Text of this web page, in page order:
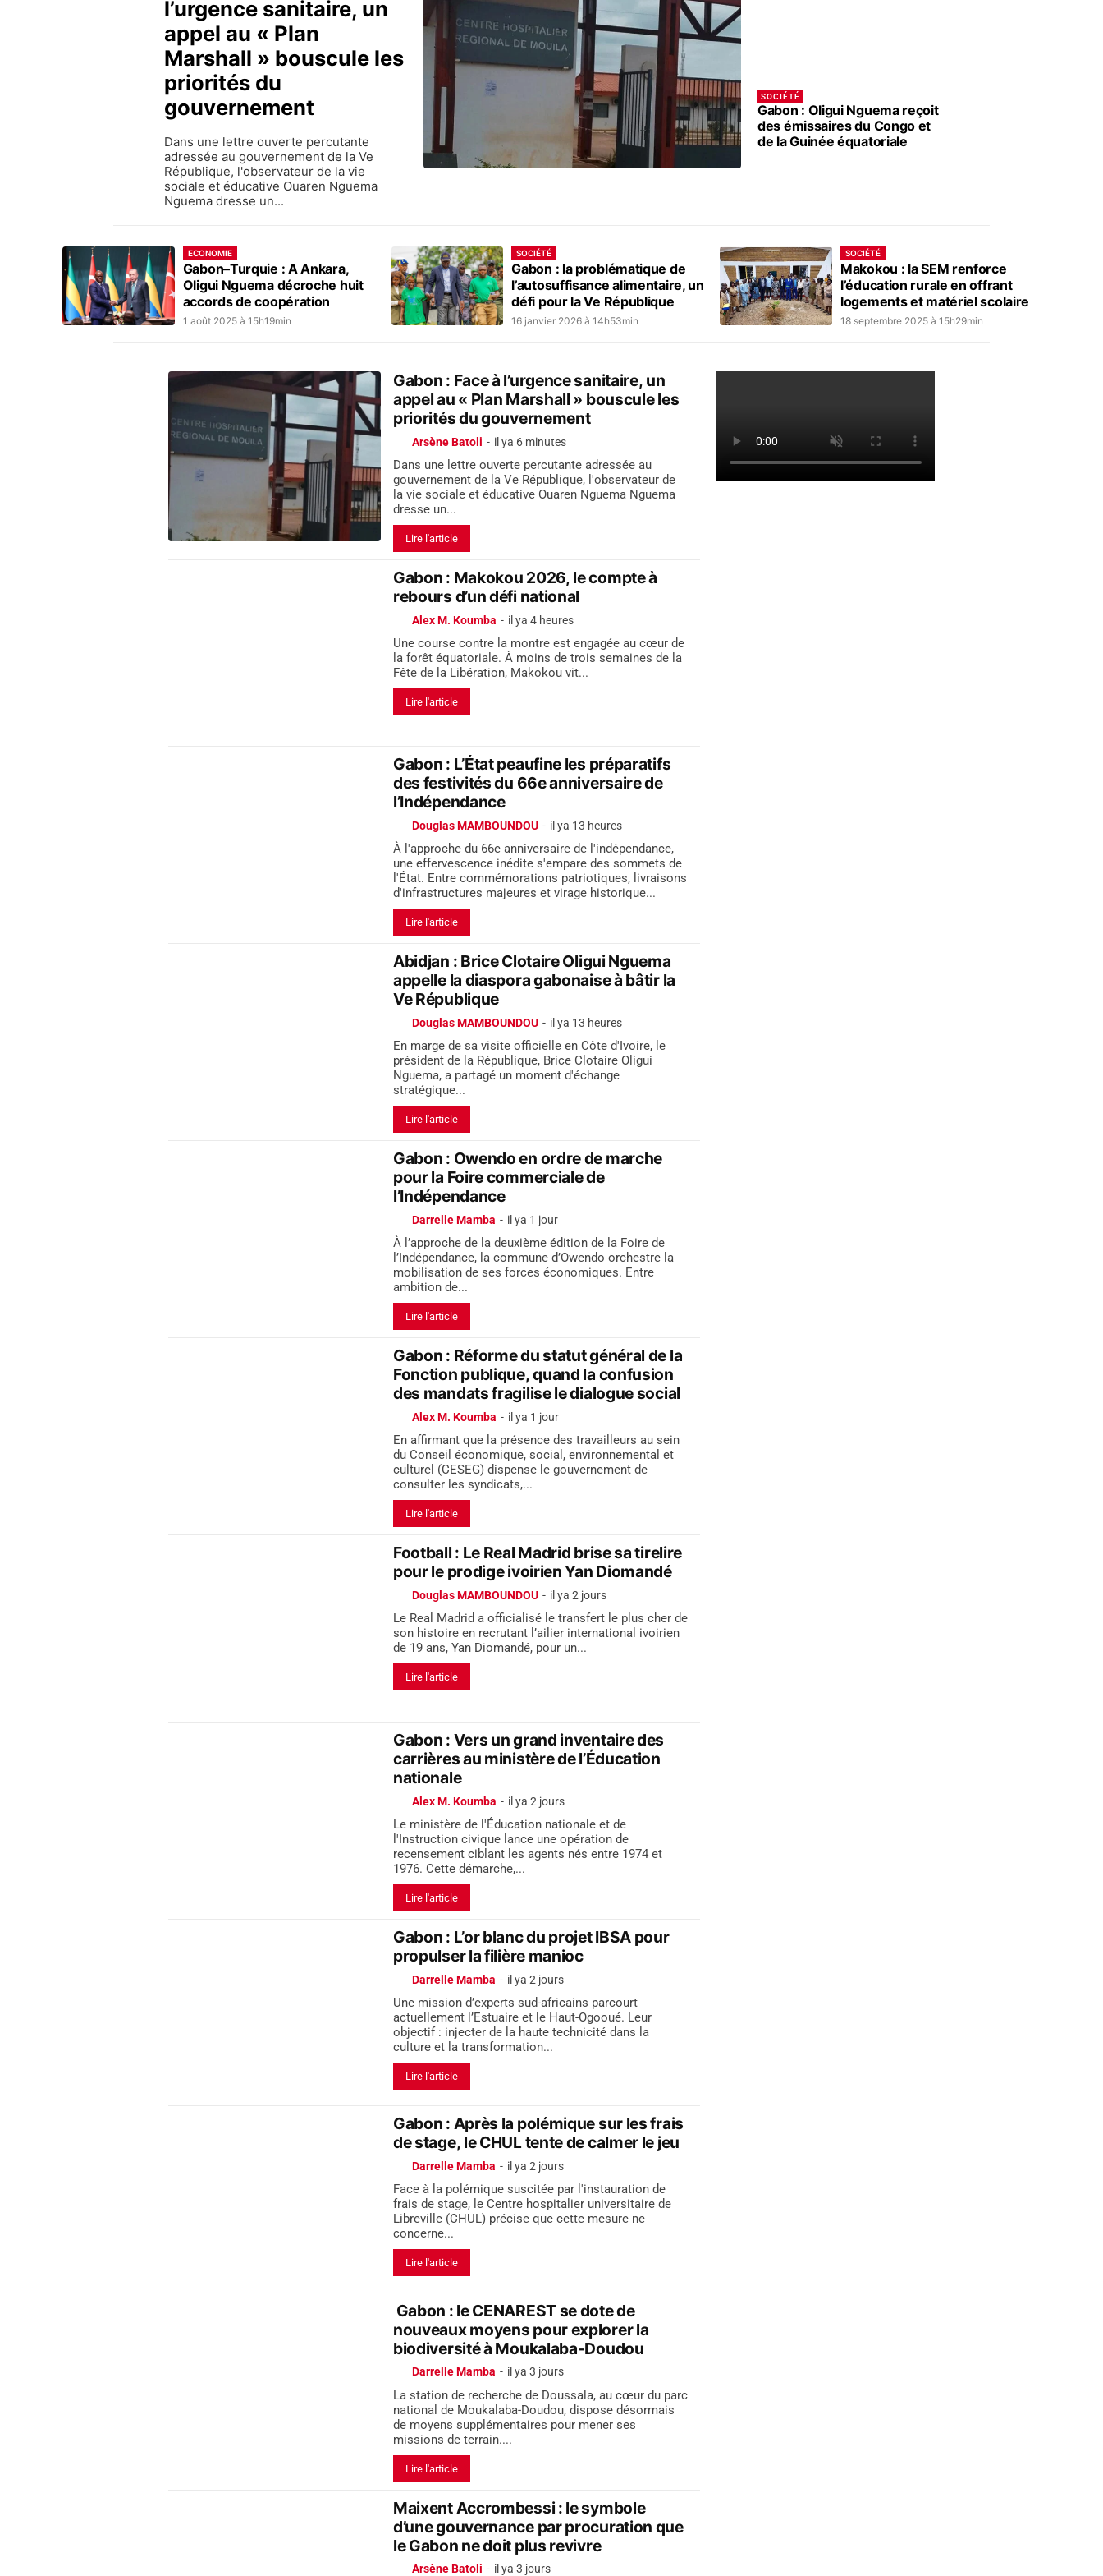
l’urgence sanitaire, un
appel au « Plan
Marshall » bouscule les
priorités du
gouvernement
Dans une lettre ouverte percutante
adressée au gouvernement de la Ve
République, l'observateur de la vie
sociale et éducative Ouaren Nguema
Nguema dresse un...
SOCIÉTÉ
Gabon : Oligui Nguema reçoit
des émissaires du Congo et
de la Guinée équatoriale
ECONOMIE
Gabon–Turquie : A Ankara,
Oligui Nguema décroche huit
accords de coopération
1 août 2025 à 15h19min
SOCIÉTÉ
Gabon : la problématique de
l’autosuffisance alimentaire, un
défi pour la Ve République
16 janvier 2026 à 14h53min
SOCIÉTÉ
Makokou : la SEM renforce
l’éducation rurale en offrant
logements et matériel scolaire
18 septembre 2025 à 15h29min
Gabon : Face à l’urgence sanitaire, un
appel au « Plan Marshall » bouscule les
priorités du gouvernement
Arsène Batoli - il ya 6 minutes
Dans une lettre ouverte percutante adressée au
gouvernement de la Ve République, l'observateur de
la vie sociale et éducative Ouaren Nguema Nguema
dresse un...
Lire l'article
Gabon : Makokou 2026, le compte à
rebours d’un défi national
Alex M. Koumba - il ya 4 heures
Une course contre la montre est engagée au cœur de
la forêt équatoriale. À moins de trois semaines de la
Fête de la Libération, Makokou vit...
Lire l'article
Gabon : L’État peaufine les préparatifs
des festivités du 66e anniversaire de
l’Indépendance
Douglas MAMBOUNDOU - il ya 13 heures
À l'approche du 66e anniversaire de l'indépendance,
une effervescence inédite s'empare des sommets de
l'État. Entre commémorations patriotiques, livraisons
d'infrastructures majeures et virage historique...
Lire l'article
Abidjan : Brice Clotaire Oligui Nguema
appelle la diaspora gabonaise à bâtir la
Ve République
Douglas MAMBOUNDOU - il ya 13 heures
En marge de sa visite officielle en Côte d'Ivoire, le
président de la République, Brice Clotaire Oligui
Nguema, a partagé un moment d'échange
stratégique...
Lire l'article
Gabon : Owendo en ordre de marche
pour la Foire commerciale de
l’Indépendance
Darrelle Mamba - il ya 1 jour
À l’approche de la deuxième édition de la Foire de
l’Indépendance, la commune d’Owendo orchestre la
mobilisation de ses forces économiques. Entre
ambition de...
Lire l'article
Gabon : Réforme du statut général de la
Fonction publique, quand la confusion
des mandats fragilise le dialogue social
Alex M. Koumba - il ya 1 jour
En affirmant que la présence des travailleurs au sein
du Conseil économique, social, environnemental et
culturel (CESEG) dispense le gouvernement de
consulter les syndicats,...
Lire l'article
Football : Le Real Madrid brise sa tirelire
pour le prodige ivoirien Yan Diomandé
Douglas MAMBOUNDOU - il ya 2 jours
Le Real Madrid a officialisé le transfert le plus cher de
son histoire en recrutant l’ailier international ivoirien
de 19 ans, Yan Diomandé, pour un...
Lire l'article
Gabon : Vers un grand inventaire des
carrières au ministère de l’Éducation
nationale
Alex M. Koumba - il ya 2 jours
Le ministère de l'Éducation nationale et de
l'Instruction civique lance une opération de
recensement ciblant les agents nés entre 1974 et
1976. Cette démarche,...
Lire l'article
Gabon : L’or blanc du projet IBSA pour
propulser la filière manioc
Darrelle Mamba - il ya 2 jours
Une mission d’experts sud-africains parcourt
actuellement l’Estuaire et le Haut-Ogooué. Leur
objectif : injecter de la haute technicité dans la
culture et la transformation...
Lire l'article
Gabon : Après la polémique sur les frais
de stage, le CHUL tente de calmer le jeu
Darrelle Mamba - il ya 2 jours
Face à la polémique suscitée par l'instauration de
frais de stage, le Centre hospitalier universitaire de
Libreville (CHUL) précise que cette mesure ne
concerne...
Lire l'article
Gabon : le CENAREST se dote de
nouveaux moyens pour explorer la
biodiversité à Moukalaba-Doudou
Darrelle Mamba - il ya 3 jours
La station de recherche de Doussala, au cœur du parc
national de Moukalaba-Doudou, dispose désormais
de moyens supplémentaires pour mener ses
missions de terrain....
Lire l'article
Maixent Accrombessi : le symbole
d’une gouvernance par procuration que
le Gabon ne doit plus revivre
Arsène Batoli - il ya 3 jours